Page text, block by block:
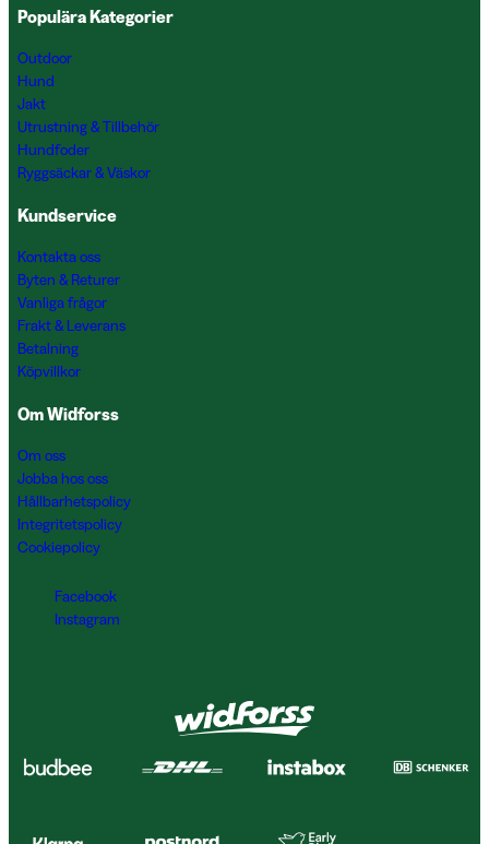
Populära Kategorier
Outdoor
Hund
Jakt
Utrustning & Tillbehör
Hundfoder
Ryggsäckar & Väskor
Kundservice
Kontakta oss
Byten & Returer
Vanliga frågor
Frakt & Leverans
Betalning
Köpvillkor
Om Widforss
Om oss
Jobba hos oss
Hållbarhetspolicy
Integritetspolicy
Cookiepolicy
Facebook
Instagram